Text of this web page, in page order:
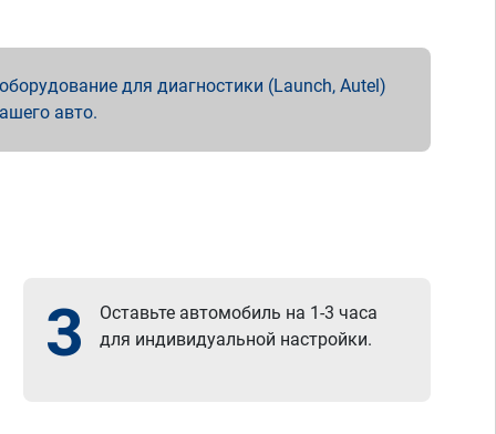
для диагностики (Launch, Autel)
авто.
3
Оставьте автомобиль на 1-3 часа
для индивидуальной настройки.